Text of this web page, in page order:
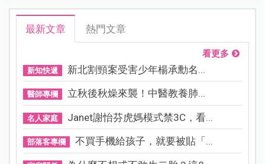
最新文章 熱門文章
看更多
新知快遞 新北割頸案受害少年楊承勳名...
醫師專欄 立秋後秋燥來襲！中醫教養肺...
名人家庭 Janet謝怡芬虎媽模式禁3C，看...
部落客專欄 不買手機給孩子，就要被貼「...